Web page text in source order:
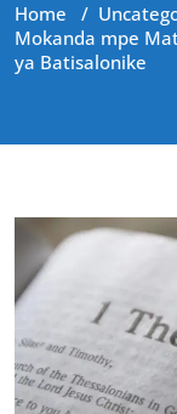
Home /
Mokanda mpe
ya Batisalonike